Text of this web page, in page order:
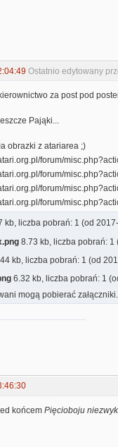
Ostatnio edytowany
za post pod
Pająki...
obrazki z atariarea ;)
kb, liczba pobrań: 1 (od
8.73 kb, liczba pobrań: 1
kb, liczba pobrań: 1 (od
6.32 kb, liczba pobrań: 1
mogą pobierać załączniki.
końcem Pięcioboju